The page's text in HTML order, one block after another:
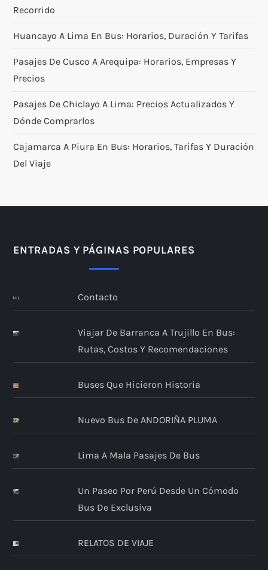
Recorrido
Huancayo A Lima En Bus: Horarios, Duración Y Tarifas
Pasajes De Cusco A Arequipa: Horarios, Empresas Y
Precios
Pasajes De Chiclayo A Lima: Precios Actualizados Y
Dónde Comprarlos
Cajamarca A Piura En Bus: Horarios, Tarifas Y Duración
Del Viaje
ENTRADAS Y PÁGINAS POPULARES
Contacto
Viajar De Barranca A Trujillo En Bus:
Rutas, Costos Y Recomendaciones
Buses Que Hicieron Historia
Nuevo Bus De ANDORIÑA PLUMA
Lima A Mala Pasajes De Bus
Un Paseo Por Perú Desde Un Cómodo
Bus De Exclusiva
RELATOS DE VIAJE